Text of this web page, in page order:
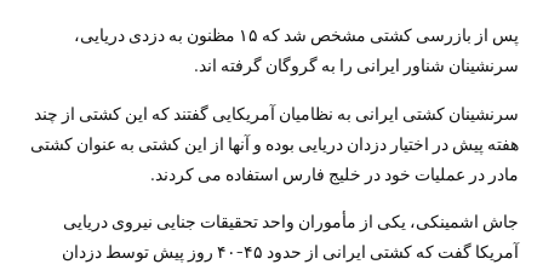
پس از بازرسی کشتی مشخص شد که ۱۵ مظنون به دزدی دریایی،
سرنشینان شناور ایرانی را به گروگان گرفته اند.
سرنشینان کشتی ایرانی به نظامیان آمریکایی گفتند که این کشتی از چند
هفته پیش در اختیار دزدان دریایی بوده و آنها از این کشتی به عنوان کشتی
مادر در عملیات خود در خلیج فارس استفاده می کردند.
جاش اشمینکی، یکی از مأموران واحد تحقیقات جنایی نیروی دریایی
آمریکا گفت که کشتی ایرانی از حدود ۴۵-۴۰ روز پیش توسط دزدان